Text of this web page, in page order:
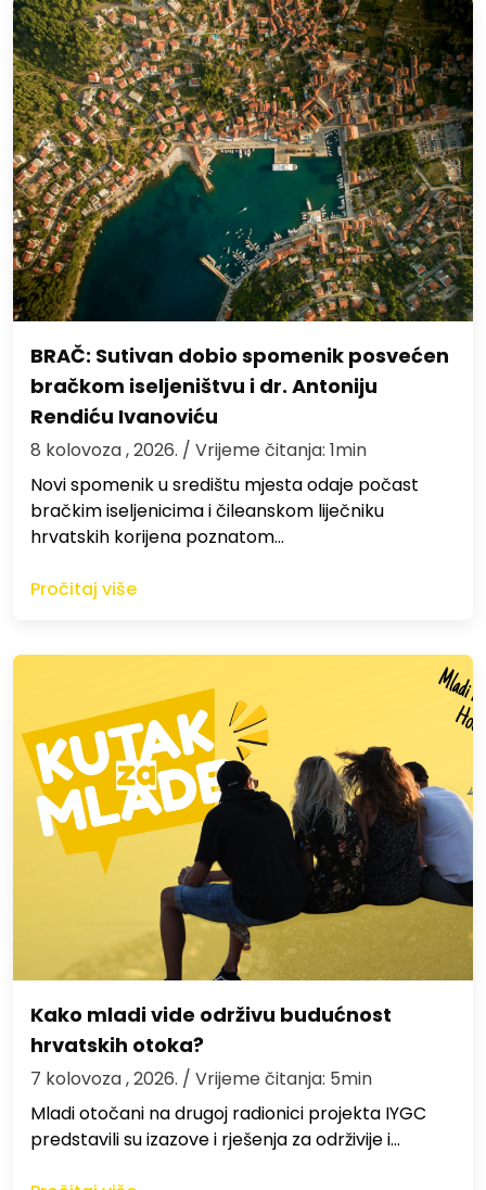
BRAČ: Sutivan dobio spomenik posvećen
bračkom iseljeništvu i dr. Antoniju
Rendiću Ivanoviću
8 kolovoza , 2026. / Vrijeme čitanja: 1min
Novi spomenik u središtu mjesta odaje počast
bračkim iseljenicima i čileanskom liječniku
hrvatskih korijena poznatom…
Pročitaj više
Kako mladi vide održivu budućnost
hrvatskih otoka?
7 kolovoza , 2026. / Vrijeme čitanja: 5min
Mladi otočani na drugoj radionici projekta IYGC
predstavili su izazove i rješenja za održivije i…